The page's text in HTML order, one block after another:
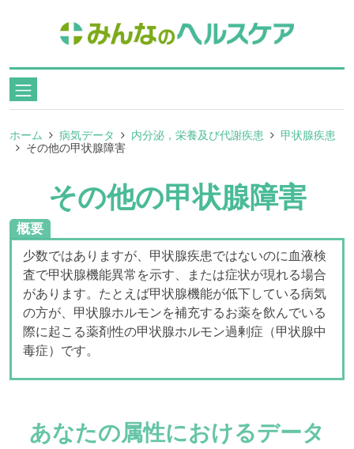
ホーム 病気データ 内分泌，栄養及び代謝疾患
甲状腺疾患
その他の甲状腺障害
その他の甲状腺障害
概要
少数ではありますが、甲状腺疾患ではないのに血液検
査で甲状腺機能異常を示す、または症状が現れる場合
があります。たとえば甲状腺機能が低下している病気
の方が、甲状腺ホルモンを補充するお薬を飲んでいる
際に起こる薬剤性の甲状腺ホルモン過剰症（甲状腺中
毒症）です。
あなたの属性におけるデータ